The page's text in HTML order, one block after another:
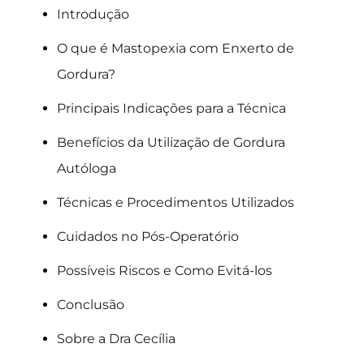
Introdução
O que é Mastopexia com Enxerto de
Gordura?
Principais Indicações para a Técnica
Benefícios da Utilização de Gordura
Autóloga
Técnicas e Procedimentos Utilizados
Cuidados no Pós-Operatório
Possíveis Riscos e Como Evitá-los
Conclusão
Sobre a Dra Cecília